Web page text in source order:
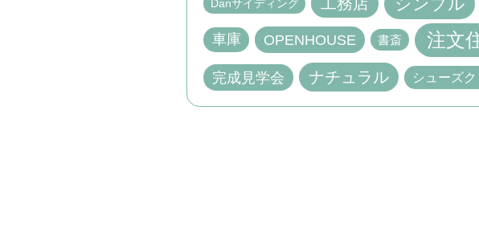
Danサイディング 工務店
車庫 OPENHOUSE 書斎 注文
完成見学会 ナチュラル シューズク